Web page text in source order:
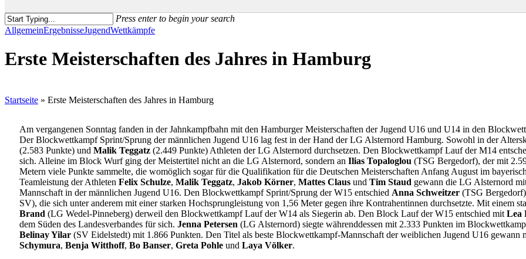
Press enter to begin your search
Close
AllgemeinErgebnisseJugendWettkämpfe
Erste Meisterschaften des Jahres in Hamburg
Startseite » Erste Meisterschaften des Jahres in Hamburg
Am vergangenen Sonntag fanden in der Jahnkampfbahn mit den Hamburger Meisterschaften der Jugend U16 und U14 in den
Der Blockwettkampf Sprint/Sprung der männlichen Jugend U16 lag fest in der Hand der LG Alsternord Hamburg. Sowohl in der
(2.583 Punkte) undMalik Teggatz (2.449 Punkte) Athleten der LG Alsternord durchsetzen. Den Blockwettkampf Lauf der M14
sich. Alleine im Block Wurf ging der Meistertitel nicht an die LG Alsternord, sondern anIlias Topaloglou (TSG Bergedorf), der mit
Metern viele Punkte sammelte, die womöglich sogar für die Qualifikation für die Deutschen Meisterschaften Anfang August im
Teamleistung der AthletenFelix Schulze,Malik Teggatz,Jakob Körner,Mattes Claus undTim Staud gewann die LG Alsternord
Mannschaft in der männlichen Jugend U16. Den Blockwettkampf Sprint/Sprung der W15 entschied Anna Schweitzer (TSG
SV), die sich unter anderem mit einer starken Hochsprungleistung von 1,56 Meter gegen ihre Kontrahentinnen durchsetzte. Mit einem
Brand (LG Wedel-Pinneberg) derweil den Blockwettkampf Lauf der W14 als Siegerin ab. Den Block Lauf der W15 entschied mitLea
dem Süden des Landesverbandes für sich.Jenna Petersen (LG Alsternord) siegte währenddessen mit 2.333 Punkten im
Belinay Yilar (SV Eidelstedt) mit 1.866 Punkten. Den Titel als beste Blockwettkampf-Mannschaft der weiblichen Jugend U16
Schymura,Benja Witthoff,Bo Banser,Greta Pohle undLaya Völker.